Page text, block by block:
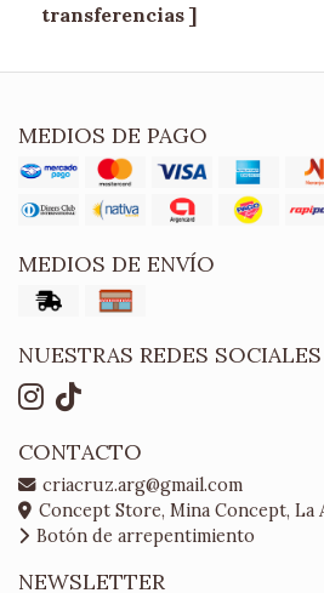
transferencias ]
MEDIOS DE PAGO
MEDIOS DE ENVÍO
NUESTRAS REDES SOCIALES
CONTACTO
criacruz.arg@gmail.com
Concept Store, Mina Concept, La
Botón de arrepentimiento
NEWSLETTER